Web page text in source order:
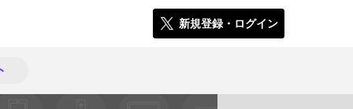
新規登録・ログイン